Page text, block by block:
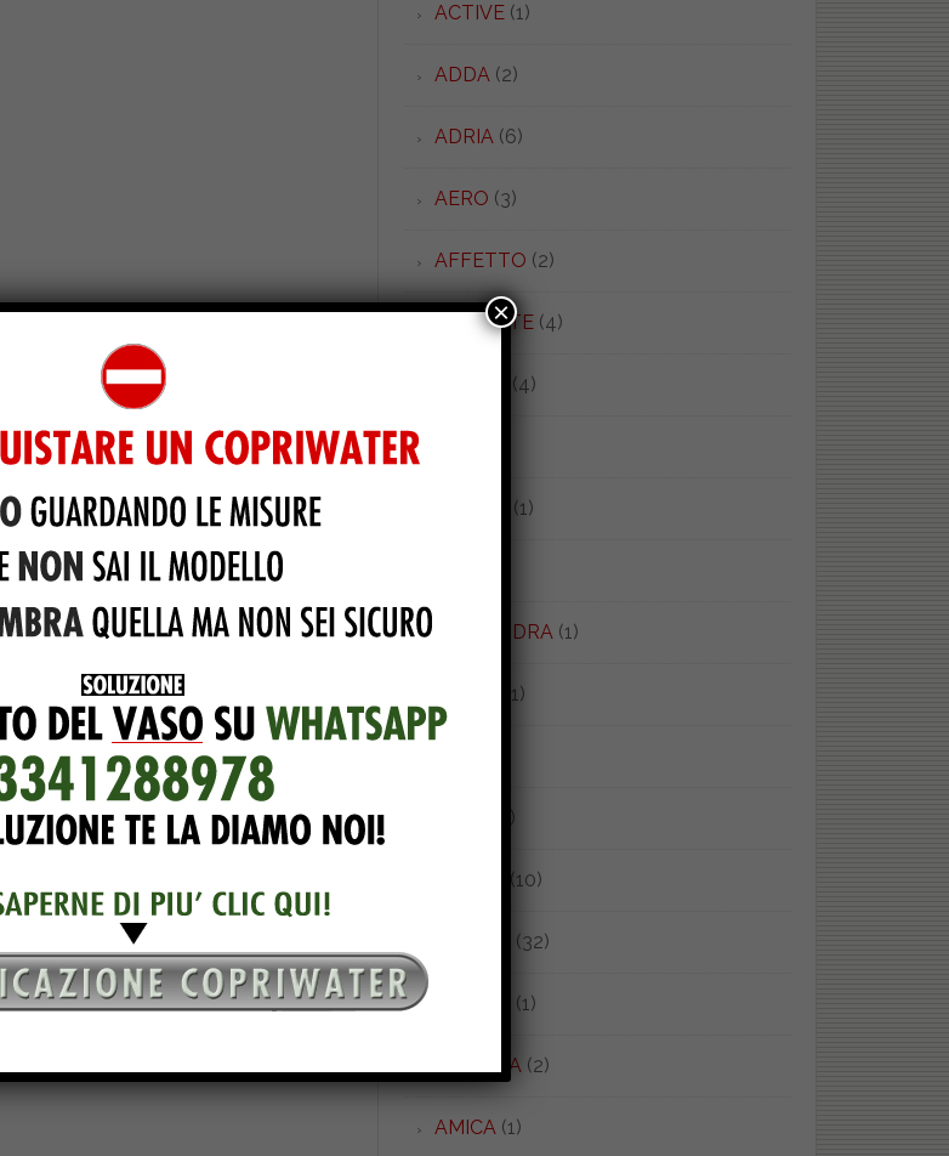
ACTIVE(1)
ADDA(2)
ADRIA(6)
AERO (3)
AFFETTO (2)
AFRODITE(4)
(4)
(1)
ALEXANDRA(1)
(1)
(1)
(10)
(32)
(1)
AMERICA(2)
AMICA(1)
×